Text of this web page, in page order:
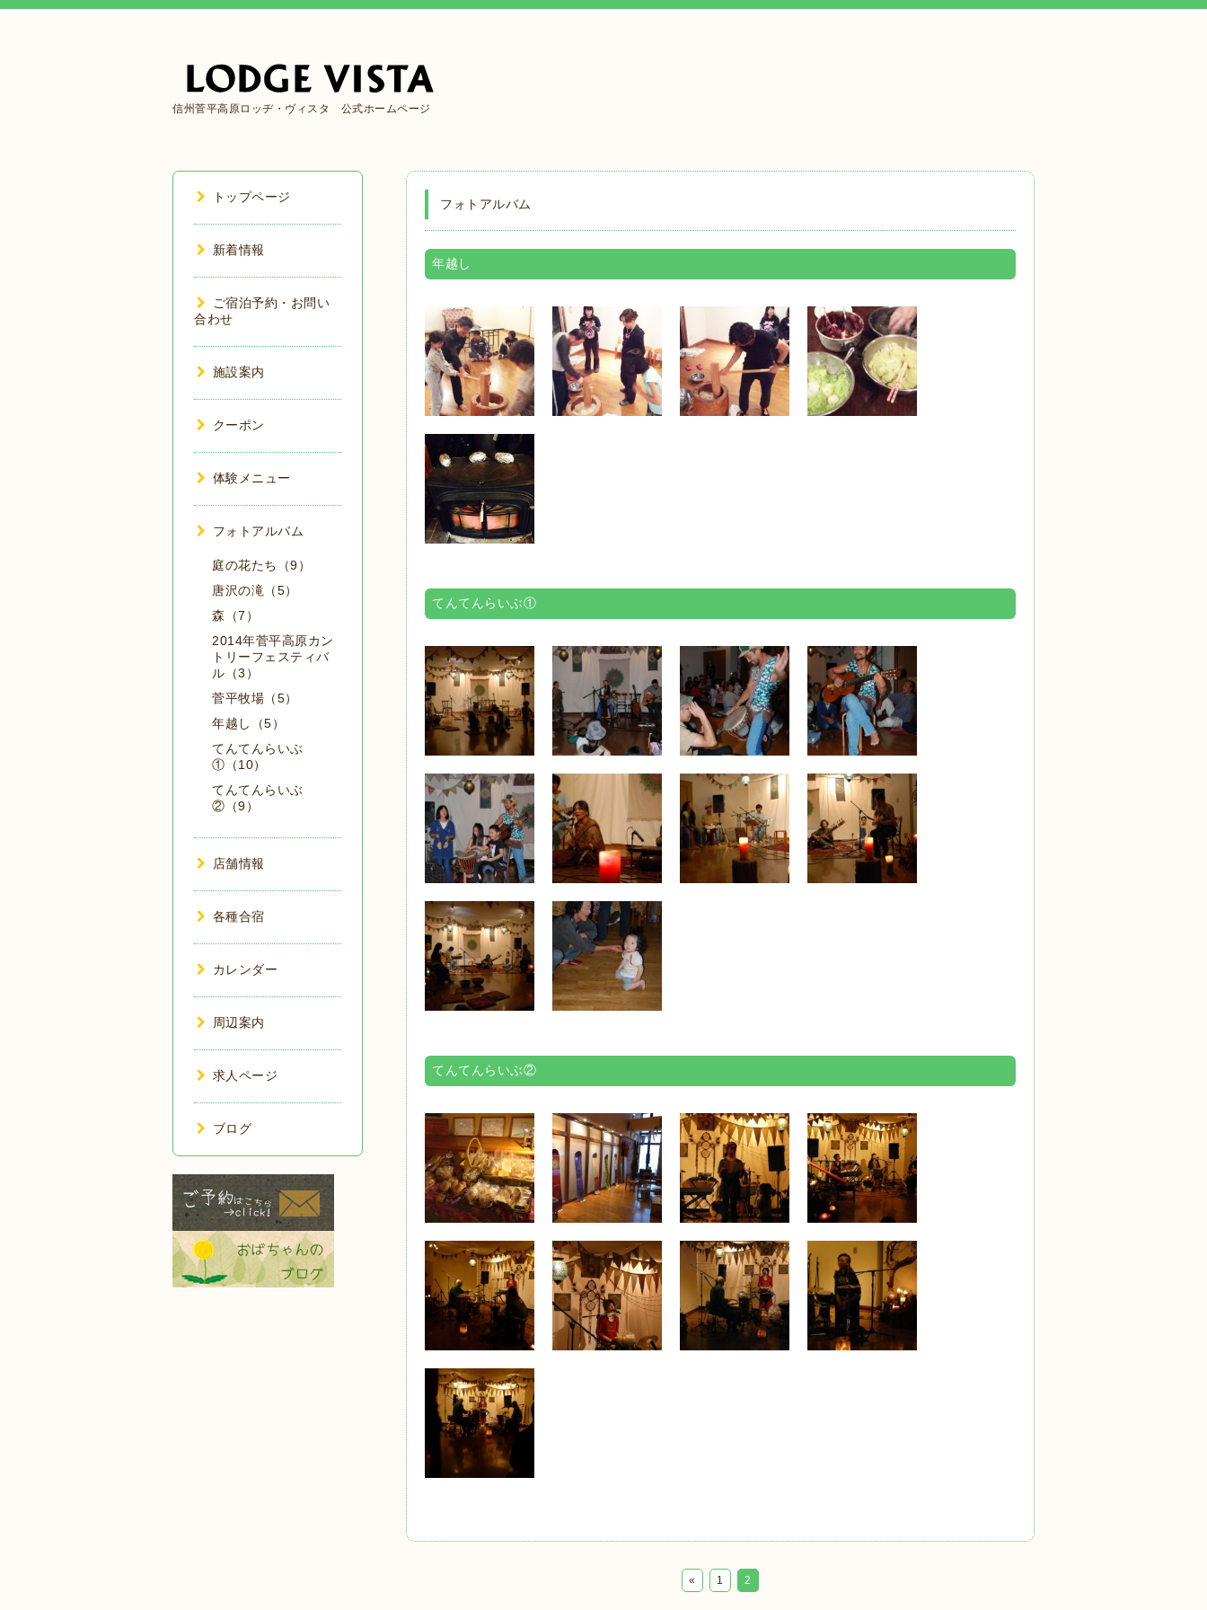
信州菅平高原ロッヂ・ヴィスタ 公式ホームページ
フォトアルバム
年越し
てんてんらいぶ①
てんてんらいぶ②
« 1 2
トップページ
新着情報
ご宿泊予約・お問い
合わせ
施設案内
クーポン
体験メニュー
フォトアルバム
庭の花たち（9）
唐沢の滝（5）
森（7）
2014年菅平高原カン
トリーフェスティバ
ル（3）
菅平牧場（5）
年越し（5）
てんてんらいぶ
①（10）
てんてんらいぶ
②（9）
店舗情報
各種合宿
カレンダー
周辺案内
求人ページ
ブログ